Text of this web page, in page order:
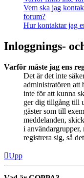
Vem ska jag
forum?
Hur kontaktar jag
Inloggnings-
Varför måste jag ens
Det är det inte
administratören att
inte för att kunna
ger dig tillgång till
gäster som till
meddelanden,
i användargrupper,
registrera sig, så
Upp